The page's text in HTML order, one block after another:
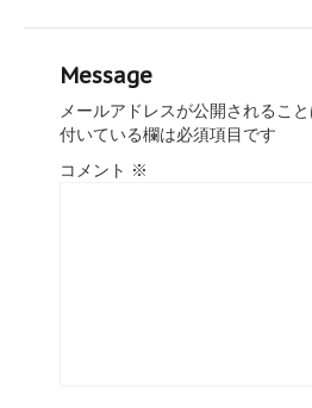
Message
メールアドレスが公開されること
付いている欄は必須項目です
コメント ※